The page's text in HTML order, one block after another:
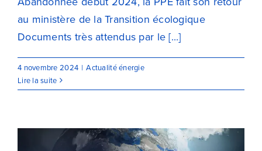
au ministère de la Transition écologique
Documents très attendus par le [...]
4 novembre 2024 | Actualité énergie
Lire la suite